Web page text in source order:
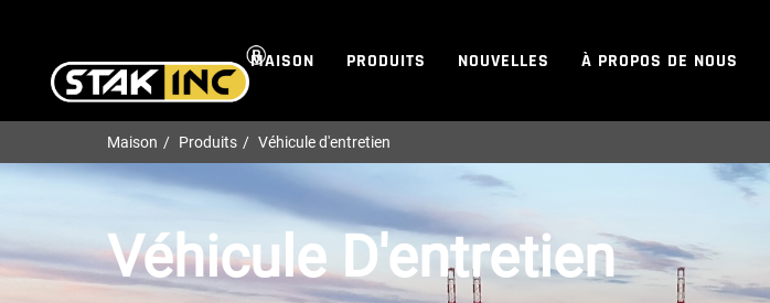
MAISON PRODUITS NOUVELLES À PROPOS DE NOUS
Maison Produits Véhicule d'entretien
Véhicule D'entretien